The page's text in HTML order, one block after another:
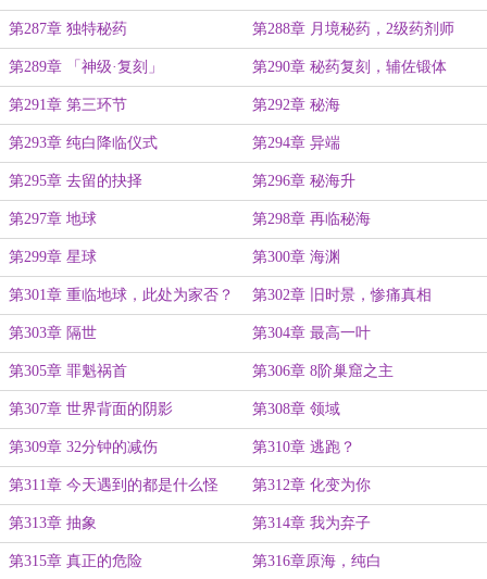
第287章 独特秘药 第288章 月境秘药，2级药剂师
第289章 「神级·复刻」 第290章 秘药复刻，辅佐锻体
第291章 第三环节 第292章 秘海
第293章 纯白降临仪式 第294章 异端
第295章 去留的抉择 第296章 秘海升
第297章 地球 第298章 再临秘海
第299章 星球 第300章 海渊
第301章 重临地球，此处为家否？ 第302章 旧时景，惨痛真相
第303章 隔世 第304章 最高一叶
第305章 罪魁祸首 第306章 8阶巢窟之主
第307章 世界背面的阴影 第308章 领域
第309章 32分钟的减伤 第310章 逃跑？
第311章 今天遇到的都是什么怪
人？
第312章 化变为你
第313章 抽象 第314章 我为弃子
第315章 真正的危险 第316章原海，纯白